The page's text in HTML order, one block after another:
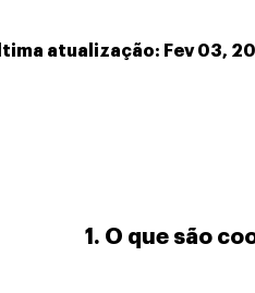
atualização: Fev 03,
1. O que são